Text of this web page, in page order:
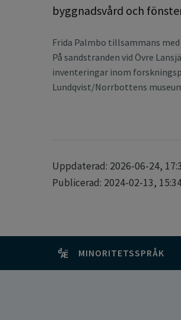
byggnadsvård och
Frida Palmbo tillsammans
På sandstranden vid Övre
inventeringar inom
Lundqvist/Norrbottens
Uppdaterad: 2026-06-24,
Publicerad: 2024-02-13,
MINORITETSSPRÅK